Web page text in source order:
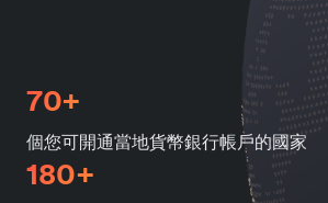
70+
個您可開通當地貨幣銀行帳戶的國家
180+